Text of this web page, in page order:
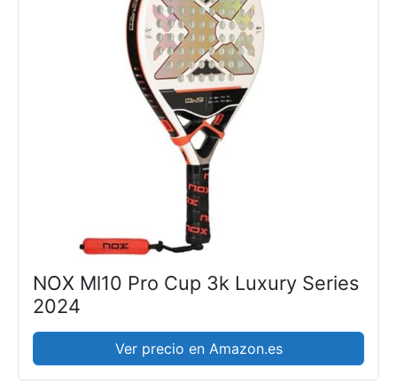
NOX Ml10 Pro Cup 3k Luxury Series
2024
Ver precio en Amazon.es